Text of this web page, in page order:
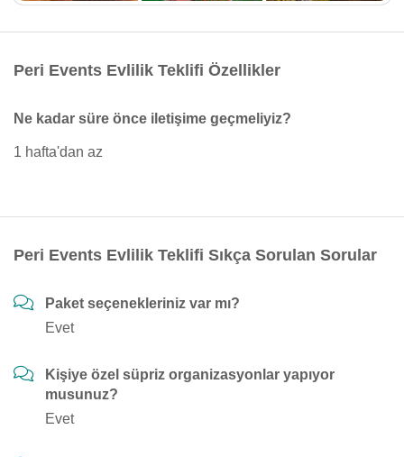
Peri Events Evlilik Teklifi Özellikler
Ne kadar süre önce iletişime geçmeliyiz?
1 hafta'dan az
Peri Events Evlilik Teklifi Sıkça Sorulan Sorular
Paket seçenekleriniz var mı?
Evet
Kişiye özel süpriz organizasyonlar yapıyor
musunuz?
Evet